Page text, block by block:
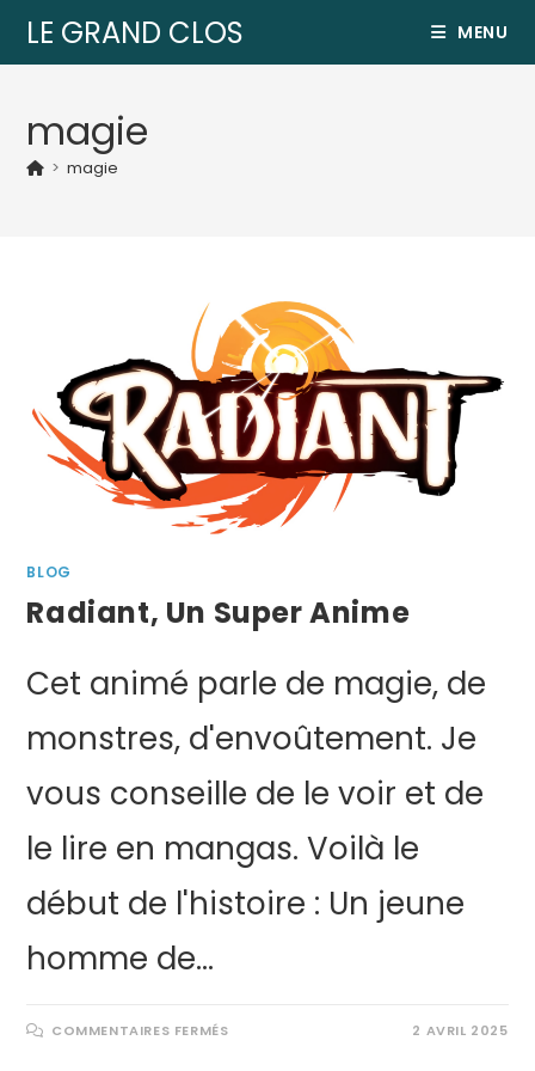
LE GRAND CLOS MENU
magie
> magie
BLOG
Radiant, Un Super Anime
Cet animé parle de magie, de
monstres, d'envoûtement. Je
vous conseille de le voir et de
le lire en mangas. Voilà le
début de l'histoire : Un jeune
homme de…
COMMENTAIRES FERMÉS 2 AVRIL 2025